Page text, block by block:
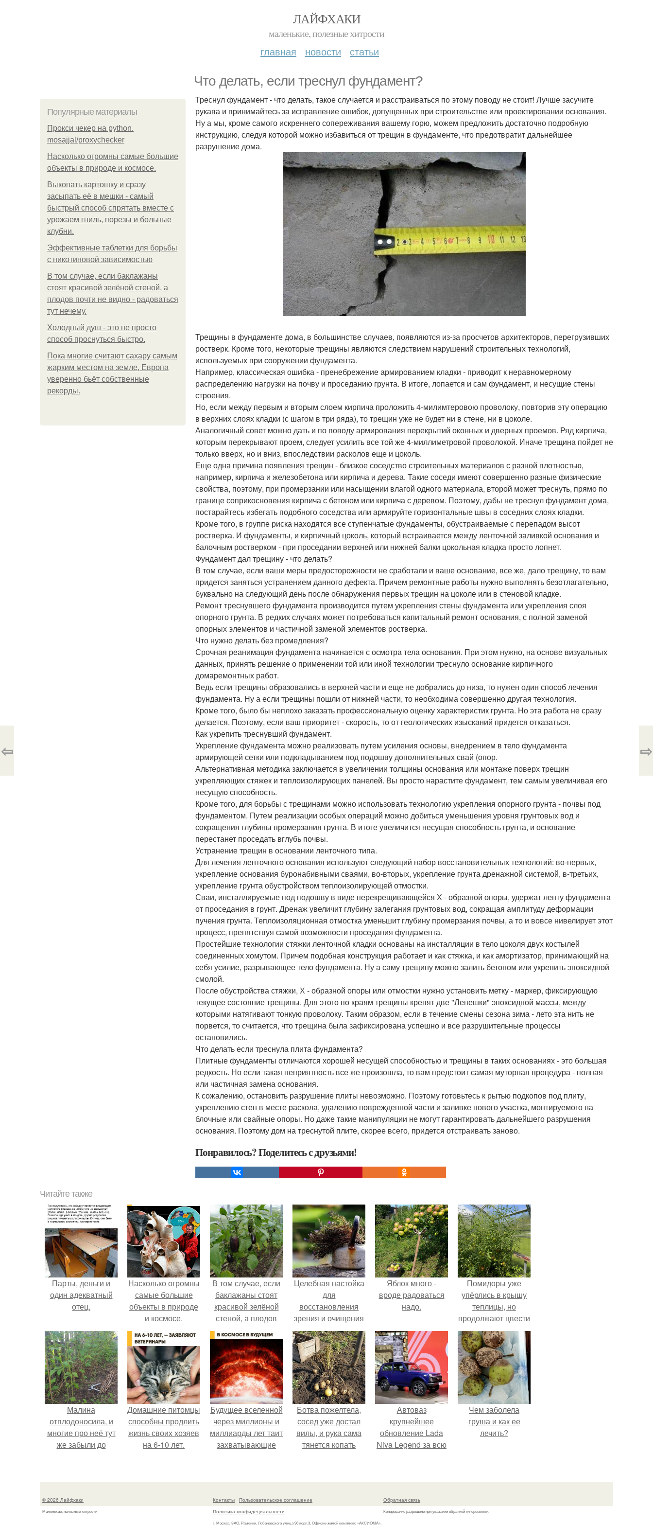
ЛАЙФХАКИ
маленькие, полезные хитрости
главная новости статьи
Что делать, если треснул фундамент?
Популярные материалы
Прокси чекер на python.
mosajjal/proxychecker
Насколько огромны самые большие
объекты в природе и космосе.
Выкопать картошку и сразу
засыпать её в мешки - самый
быстрый способ спрятать вместе с
урожаем гниль, порезы и больные
клубни.
Эффективные таблетки для борьбы
с никотиновой зависимостью
В том случае, если баклажаны
стоят красивой зелёной стеной, а
плодов почти не видно - радоваться
тут нечему.
Холодный душ - это не просто
способ проснуться быстро.
Пока многие считают сахару самым
жарким местом на земле, Европа
уверенно бьёт собственные
рекорды.
Треснул фундамент - что делать, такое случается и расстраиваться по этому поводу не стоит! Лучше засучите
рукава и принимайтесь за исправление ошибок, допущенных при строительстве или проектировании основания.
Ну а мы, кроме самого искреннего сопереживания вашему горю, можем предложить достаточно подробную
инструкцию, следуя которой можно избавиться от трещин в фундаменте, что предотвратит дальнейшее
разрушение дома.
Трещины в фундаменте дома, в большинстве случаев, появляются из-за просчетов архитекторов, перегрузивших
ростверк. Кроме того, некоторые трещины являются следствием нарушений строительных технологий,
используемых при сооружении фундамента.
Например, классическая ошибка - пренебрежение армированием кладки - приводит к неравномерному
распределению нагрузки на почву и проседанию грунта. В итоге, лопается и сам фундамент, и несущие стены
строения.
Но, если между первым и вторым слоем кирпича проложить 4-милимтеровою проволоку, повторив эту операцию
в верхних слоях кладки (с шагом в три ряда), то трещин уже не будет ни в стене, ни в цоколе.
Аналогичный совет можно дать и по поводу армирования перекрытий оконных и дверных проемов. Ряд кирпича,
которым перекрывают проем, следует усилить все той же 4-миллиметровой проволокой. Иначе трещина пойдет не
только вверх, но и вниз, впоследствии расколов еще и цоколь.
Еще одна причина появления трещин - близкое соседство строительных материалов с разной плотностью,
например, кирпича и железобетона или кирпича и дерева. Такие соседи имеют совершенно разные физические
свойства, поэтому, при промерзании или насыщении влагой одного материала, второй может треснуть, прямо по
границе соприкосновения кирпича с бетоном или кирпича с деревом. Поэтому, дабы не треснул фундамент дома,
постарайтесь избегать подобного соседства или армируйте горизонтальные швы в соседних слоях кладки.
Кроме того, в группе риска находятся все ступенчатые фундаменты, обустраиваемые с перепадом высот
ростверка. И фундаменты, и кирпичный цоколь, который встраивается между ленточной заливкой основания и
балочным ростверком - при проседании верхней или нижней балки цокольная кладка просто лопнет.
Фундамент дал трещину - что делать?
В том случае, если ваши меры предосторожности не сработали и ваше основание, все же, дало трещину, то вам
придется заняться устранением данного дефекта. Причем ремонтные работы нужно выполнять безотлагательно,
буквально на следующий день после обнаружения первых трещин на цоколе или в стеновой кладке.
Ремонт треснувшего фундамента производится путем укрепления стены фундамента или укрепления слоя
опорного грунта. В редких случаях может потребоваться капитальный ремонт основания, с полной заменой
опорных элементов и частичной заменой элементов ростверка.
Что нужно делать без промедления?
Срочная реанимация фундамента начинается с осмотра тела основания. При этом нужно, на основе визуальных
данных, принять решение о применении той или иной технологии треснуло основание кирпичного
домаремонтных работ.
Ведь если трещины образовались в верхней части и еще не добрались до низа, то нужен один способ лечения
фундамента. Ну а если трещины пошли от нижней части, то необходима совершенно другая технология.
Кроме того, было бы неплохо заказать профессиональную оценку характеристик грунта. Но эта работа не сразу
делается. Поэтому, если ваш приоритет - скорость, то от геологических изысканий придется отказаться.
Как укрепить треснувший фундамент.
Укрепление фундамента можно реализовать путем усиления основы, внедрением в тело фундамента
армирующей сетки или подкладыванием под подошву дополнительных свай (опор.
Альтернативная методика заключается в увеличении толщины основания или монтаже поверх трещин
укрепляющих стяжек и теплоизолирующих панелей. Вы просто нарастите фундамент, тем самым увеличивая его
несущую способность.
Кроме того, для борьбы с трещинами можно использовать технологию укрепления опорного грунта - почвы под
фундаментом. Путем реализации особых операций можно добиться уменьшения уровня грунтовых вод и
сокращения глубины промерзания грунта. В итоге увеличится несущая способность грунта, и основание
перестанет проседать вглубь почвы.
Устранение трещин в основании ленточного типа.
Для лечения ленточного основания используют следующий набор восстановительных технологий: во-первых,
укрепление основания буронабивными сваями, во-вторых, укрепление грунта дренажной системой, в-третьих,
укрепление грунта обустройством теплоизолирующей отмостки.
Сваи, инсталлируемые под подошву в виде перекрещивающейся Х - образной опоры, удержат ленту фундамента
от проседания в грунт. Дренаж увеличит глубину залегания грунтовых вод, сокращая амплитуду деформации
пучения грунта. Теплоизоляционная отмостка уменьшит глубину промерзания почвы, а то и вовсе нивелирует этот
процесс, препятствуя самой возможности проседания фундамента.
Простейшие технологии стяжки ленточной кладки основаны на инсталляции в тело цоколя двух костылей
соединенных хомутом. Причем подобная конструкция работает и как стяжка, и как амортизатор, принимающий на
себя усилие, разрывающее тело фундамента. Ну а саму трещину можно залить бетоном или укрепить эпоксидной
смолой.
После обустройства стяжки, Х - образной опоры или отмостки нужно установить метку - маркер, фиксирующую
текущее состояние трещины. Для этого по краям трещины крепят две "Лепешки" эпоксидной массы, между
которыми натягивают тонкую проволоку. Таким образом, если в течение смены сезона зима - лето эта нить не
порвется, то считается, что трещина была зафиксирована успешно и все разрушительные процессы
остановились.
Что делать если треснула плита фундамента?
Плитные фундаменты отличаются хорошей несущей способностью и трещины в таких основаниях - это большая
редкость. Но если такая неприятность все же произошла, то вам предстоит самая муторная процедура - полная
или частичная замена основания.
К сожалению, остановить разрушение плиты невозможно. Поэтому готовьтесь к рытью подкопов под плиту,
укреплению стен в месте раскола, удалению поврежденной части и заливке нового участка, монтируемого на
блочные или свайные опоры. Но даже такие манипуляции не могут гарантировать дальнейшего разрушения
основания. Поэтому дом на треснутой плите, скорее всего, придется отстраивать заново.
Понравилось? Поделитесь с друзьями!
⇦ ⇨
Читайте также
Парты, деньги и
один адекватный
отец.
Насколько огромны
самые большие
объекты в природе
и космосе.
В том случае, если
баклажаны стоят
красивой зелёной
стеной, а плодов
почти не видно -
радоваться тут
нечему.
Целебная настойка
для
восстановления
зрения и очищения
сосудов.
Яблок много -
вроде радоваться
надо.
Помидоры уже
упёрлись в крышу
теплицы, но
продолжают цвести
как сумасшедшие?
Малина
отплодоносила, и
многие про неё тут
же забыли до
Домашние питомцы
способны продлить
жизнь своих хозяев
на 6-10 лет.
Будущее вселенной
через миллионы и
миллиарды лет таит
захватывающие
Ботва пожелтела,
сосед уже достал
вилы, и рука сама
тянется копать
Автоваз
крупнейшее
обновление Lada
Niva Legend за всю
Чем заболела
груша и как ее
лечить?
© 2026 Лайфхаки
Маленькие, полезные хитрости
Контакты
Пользовательское соглашение
Политика конфидециальности
г. Москва, ЗАО, Раменки, Лобачевского улица 98 корп.3, Офисно-жилой комплекс «АКСИОМА»,
Обратная связь
Копирование разрешено при указании обратной гиперссылки.